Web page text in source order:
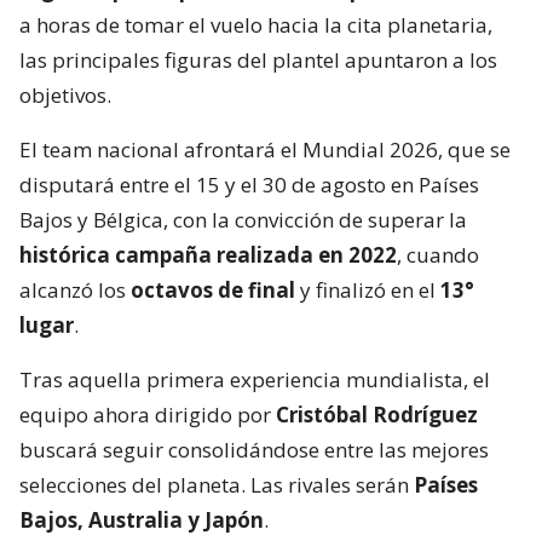
a horas de tomar el vuelo hacia la cita planetaria,
las principales figuras del plantel apuntaron a los
objetivos.
El team nacional afrontará el Mundial 2026, que se
disputará entre el 15 y el 30 de agosto en Países
Bajos y Bélgica, con la convicción de superar la
histórica campaña realizada en 2022, cuando
alcanzó los octavos de final y finalizó en el 13°
lugar.
Tras aquella primera experiencia mundialista, el
equipo ahora dirigido por Cristóbal Rodríguez
buscará seguir consolidándose entre las mejores
selecciones del planeta. Las rivales serán Países
Bajos, Australia y Japón.